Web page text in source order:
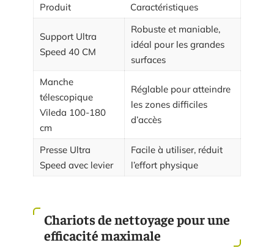
Produit Caractéristiques
Support Ultra
Speed 40 CM
Robuste et maniable,
idéal pour les grandes
surfaces
Manche
télescopique
Vileda 100-180
cm
Réglable pour atteindre
les zones difficiles
d’accès
Presse Ultra
Speed avec levier
Facile à utiliser, réduit
l’effort physique
Chariots de nettoyage pour une
efficacité maximale